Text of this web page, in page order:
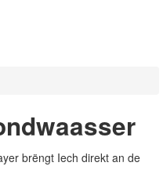
brëngt Iech direkt an de